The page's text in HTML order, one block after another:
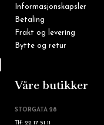
Informasjonskapsler
Betaling
Frakt og levering
Bytte og retur
Våre butikker
STORGATA 28
Tlf: 22 17 51 11